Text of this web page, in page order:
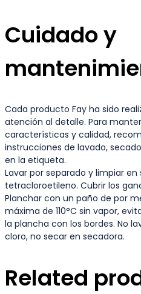
Cuidado y
Cada producto Fay ha sido
atención al detalle. Para
características y calidad,
instrucciones de lavado,
en la etiqueta.
Lavar por separado y limpiar
tetracloroetileno. Cubrir los
Planchar con un paño de por
máxima de 110°C sin vapor,
la plancha con los bordes. No
cloro, no secar en secadora.
Related